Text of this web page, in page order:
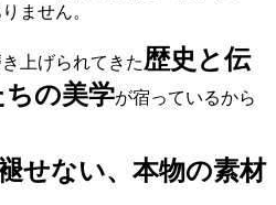
ません。
上げられてきた歴史と伝
の美学が宿っているから
せない、本物の素材